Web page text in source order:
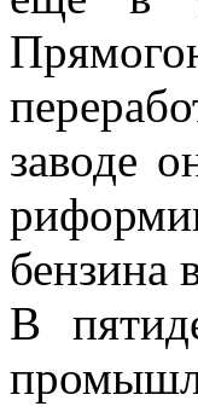
заводе
бензина
В